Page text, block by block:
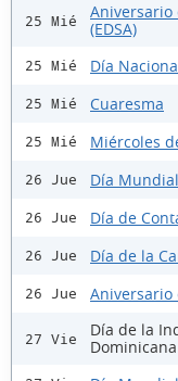
25 Mié
Aniversario
(EDSA)
25 Mié Día
25 Mié Cuaresma
25 Mié Miércoles
26 Jue Día
26 Jue Día de
26 Jue Día de la
26 Jue Aniversario
27 Vie
Día de la
Dominicana